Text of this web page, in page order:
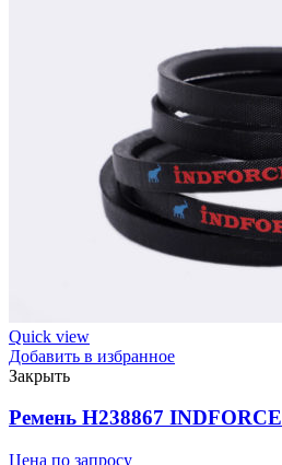
Quick view
Добавить в избранное
Закрыть
Ремень H238867 INDFORCE
Цена по запросу